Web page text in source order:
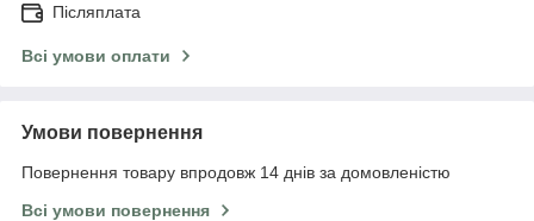
Післяплата
Всі умови оплати
Умови повернення
Повернення товару впродовж 14 днів за домовленістю
Всі умови повернення